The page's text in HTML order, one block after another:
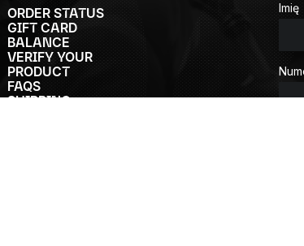
ORDER STATUS
GIFT CARD
BALANCE
VERIFY YOUR
PRODUCT
FAQS
SHIPPING
Imię